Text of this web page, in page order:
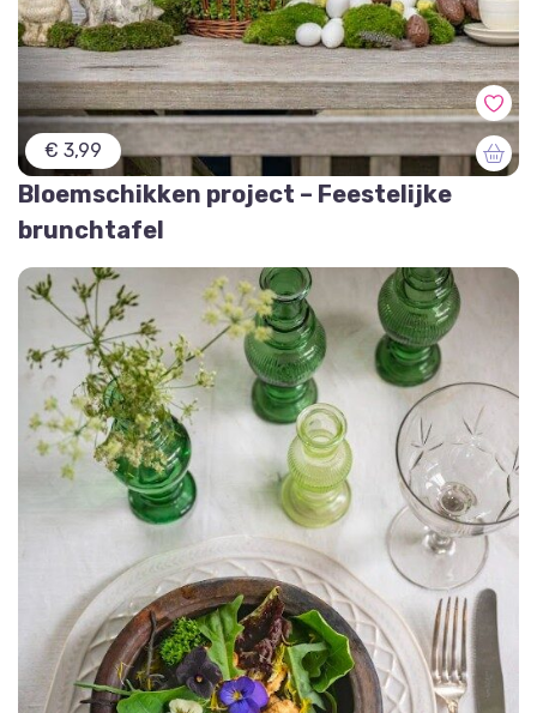
€ 3,99
Bloemschikken project – Feestelijke
brunchtafel